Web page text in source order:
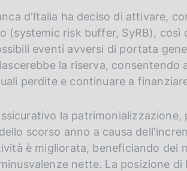
d'Italia ha deciso di attivare,
(systemic risk buffer, SyRB), così
eventi avversi di portata
la riserva,
perdite e continuare a
la
scorso anno a causa
è migliorata, beneficiando dei
nette. La posizione